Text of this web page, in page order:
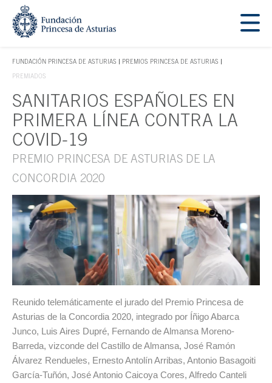
Saltar navegación. Ir directamente al contenido principal
FUNDACIÓN PRINCESA DE ASTURIAS
TECLA DE ACCESO 1
PREMIOS PRINCESA DE ASTURIAS
PREMIADOS
Contenido principal
SANITARIOS ESPAÑOLES EN
PRIMERA LÍNEA CONTRA LA
COVID-19
PREMIO PRINCESA DE ASTURIAS DE LA
CONCORDIA 2020
Reunido telemáticamente el jurado del Premio Princesa de
Asturias de la Concordia 2020, integrado por Íñigo Abarca
Junco, Luis Aires Dupré, Fernando de Almansa Moreno-
Barreda, vizconde del Castillo de Almansa, José Ramón
Álvarez Rendueles, Ernesto Antolín Arribas, Antonio Basagoiti
García-Tuñón, José Antonio Caicoya Cores, Alfredo Canteli